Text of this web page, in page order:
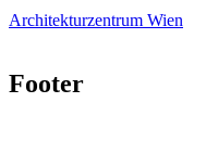
Architekturzentrum Wien
Footer